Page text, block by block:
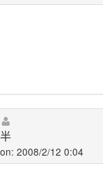
2008/2/12 0:04